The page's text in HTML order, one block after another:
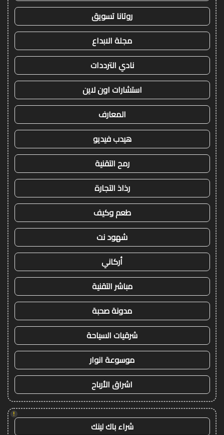
روتانا تسويق
مجلة الابداع
نادي الترددات
استشارات اون لاين
المعارف
هيدب فيديو
رمح التقنية
رذاذ التجارة
طعم وكيف
شهود نت
أركاني
مباشر التقنية
مدونة صحبة
شرقيات السياحة
موسوعة انوار
اشراق الأرباح
!
شراء باك لينك